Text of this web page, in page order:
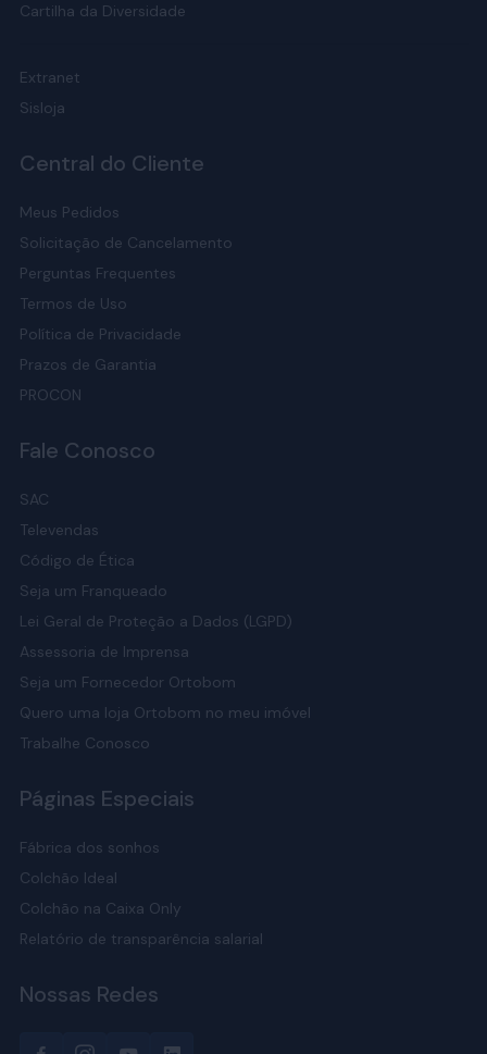
Cartilha da Diversidade
Extranet
Sisloja
Central do Cliente
Meus Pedidos
Solicitação de Cancelamento
Perguntas Frequentes
Termos de Uso
Política de Privacidade
Prazos de Garantia
PROCON
Fale Conosco
SAC
Televendas
Código de Ética
Seja um Franqueado
Lei Geral de Proteção a Dados (LGPD)
Assessoria de Imprensa
Seja um Fornecedor Ortobom
Quero uma loja Ortobom no meu imóvel
Trabalhe Conosco
Páginas Especiais
Fábrica dos sonhos
Colchão Ideal
Colchão na Caixa Only
Relatório de transparência salarial
Nossas Redes